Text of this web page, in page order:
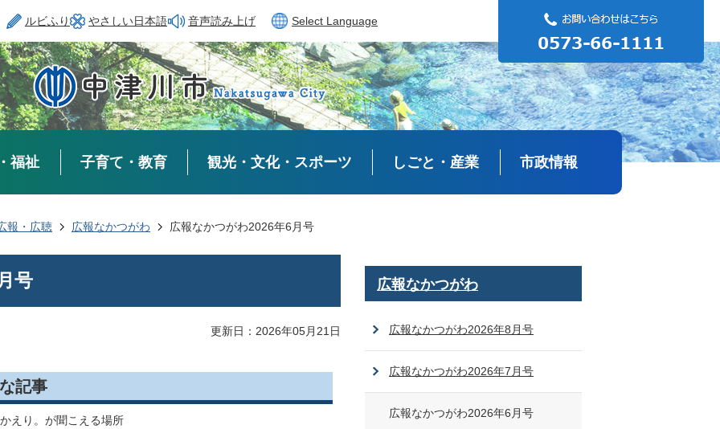
ルビふり やさしい日本語 音声読み上げ Select Language
福祉 子育て・教育 観光・文化・スポーツ しごと・産業 市政情報
報・広聴 広報なかつがわ 広報なかつがわ2026年6月号
号
更新日：2026年05月21日
記事
えり。が聞こえる場所
広報なかつがわ
広報なかつがわ2026年8月号
広報なかつがわ2026年7月号
広報なかつがわ2026年6月号